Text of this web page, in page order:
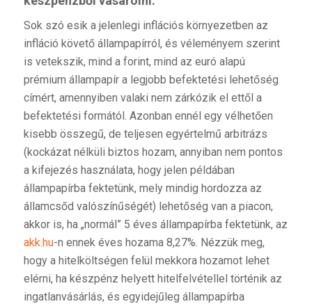
Sok szó esik a jelenlegi inflációs környezetben az
infláció követő állampapírról, és véleményem szerint
is vetekszik, mind a forint, mind az euró alapú
prémium állampapír a legjobb befektetési lehetőség
címért, amennyiben valaki nem zárkózik el ettől a
befektetési formától. Azonban ennél egy vélhetően
kisebb összegű, de teljesen egyértelmű arbitrázs
(kockázat nélküli biztos hozam, annyiban nem pontos
a kifejezés használata, hogy jelen példában
állampapírba fektetünk, mely mindig hordozza az
államcsőd valószínűségét) lehetőség van a piacon,
akkor is, ha „normál” 5 éves állampapírba fektetünk, az
akk.hu-n ennek éves hozama 8,27%. Nézzük meg,
hogy a hitelköltségen felül mekkora hozamot lehet
elérni, ha készpénz helyett hitelfelvétellel történik az
ingatlanvásárlás, és egyidejűleg állampapírba